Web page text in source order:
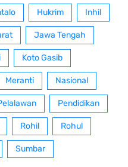
Hukrim Inhil
Jawa Tengah
Koto Gasib
Meranti Nasional
Pendidikan
Rohil Rohul
Sumbar